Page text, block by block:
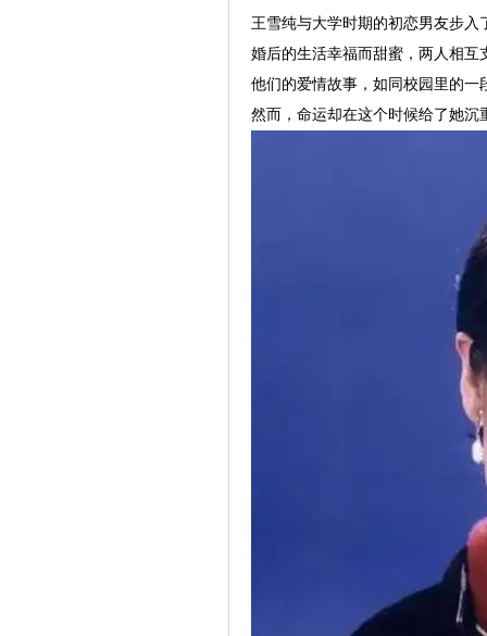
王雪纯与大学时期的初恋男友步
婚后的生活幸福而甜蜜，两人相互
他们的爱情故事，如同校园里的一
然而，命运却在这个时候给了她沉